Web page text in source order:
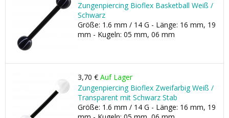
Zungenpiercing Bioflex Basketball Weiß /
Schwarz
Größe: 1.6 mm / 14 G - Länge: 16 mm, 19
mm - Kugeln: 05 mm, 06 mm
3,70 € Auf Lager
Zungenpiercing Bioflex Zweifarbig Weiß /
Transparent mit Schwarz Stab
Größe: 1.6 mm / 14 G - Länge: 16 mm, 19